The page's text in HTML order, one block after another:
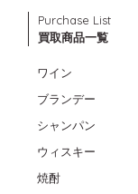
Purchase List
買取商品一覧
ワイン
ブランデー
シャンパン
ウィスキー
焼酎